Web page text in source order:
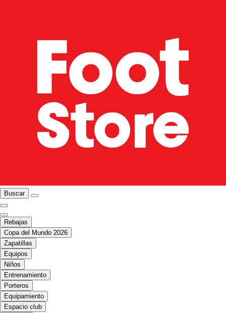
Buscar
Rebajas
Copa del Mundo 2026
Zapatillas
Equipos
Niños
Entrenamiento
Porteros
Equipamiento
Espacio club